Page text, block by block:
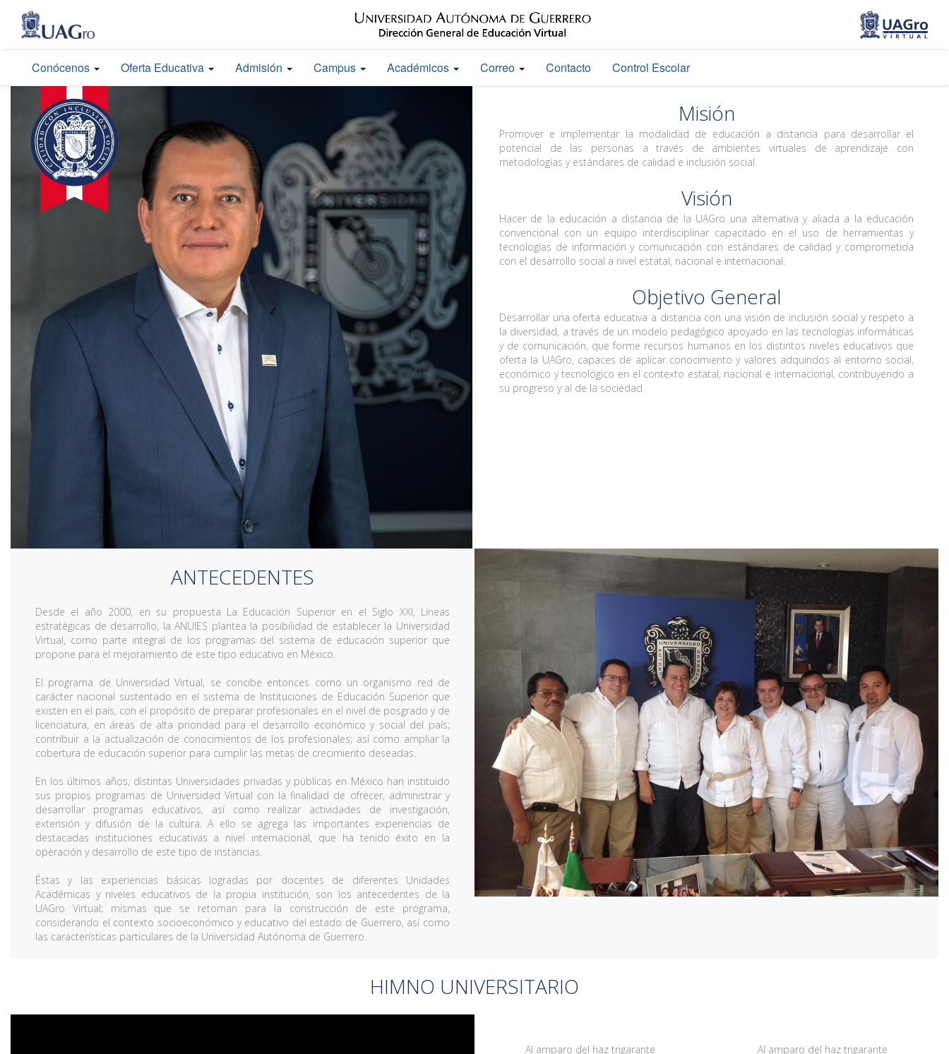
Conócenos Oferta Educativa Admisión Campus Académicos Correo Contacto Control Escolar
Misión
Promover e implementar la modalidad de educación a distancia para desarrollar el
potencial de las personas a través de ambientes virtuales de aprendizaje con
metodologías y estándares de calidad e inclusión social.
Visión
Hacer de la educación a distancia de la UAGro una alternativa y aliada a la educación
convencional con un equipo interdisciplinar capacitado en el uso de herramientas y
tecnologías de información y comunicación con estándares de calidad y comprometida
con el desarrollo social a nivel estatal, nacional e internacional.
Objetivo General
Desarrollar una oferta educativa a distancia con una visión de inclusión social y respeto a
la diversidad, a través de un modelo pedagógico apoyado en las tecnologías informáticas
y de comunicación, que forme recursos humanos en los distintos niveles educativos que
oferta la UAGro, capaces de aplicar conocimiento y valores adquiridos al entorno social,
económico y tecnológico en el contexto estatal, nacional e internacional, contribuyendo a
su progreso y al de la sociedad.
ANTECEDENTES
Desde el año 2000, en su propuesta La Educación Superior en el Siglo XXI, Líneas
estratégicas de desarrollo, la ANUIES plantea la posibilidad de establecer la Universidad
Virtual, como parte integral de los programas del sistema de educación superior que
propone para el mejoramiento de este tipo educativo en México.
El programa de Universidad Virtual, se concibe entonces como un organismo red de
carácter nacional sustentado en el sistema de Instituciones de Educación Superior que
existen en el país, con el propósito de preparar profesionales en el nivel de posgrado y de
licenciatura, en áreas de alta prioridad para el desarrollo económico y social del país;
contribuir a la actualización de conocimientos de los profesionales; así como ampliar la
cobertura de educación superior para cumplir las metas de crecimiento deseadas.
En los últimos años, distintas Universidades privadas y públicas en México han instituido
sus propios programas de Universidad Virtual con la finalidad de ofrecer, administrar y
desarrollar programas educativos, así como realizar actividades de investigación,
extensión y difusión de la cultura. A ello se agrega las importantes experiencias de
destacadas instituciones educativas a nivel internacional, que ha tenido éxito en la
operación y desarrollo de este tipo de instancias.
Éstas y las experiencias básicas logradas por docentes de diferentes Unidades
Académicas y niveles educativos de la propia institución, son los antecedentes de la
UAGro Virtual; mismas que se retoman para la construcción de este programa,
considerando el contexto socioeconómico y educativo del estado de Guerrero, así como
las características particulares de la Universidad Autónoma de Guerrero.
HIMNO UNIVERSITARIO
Al amparo del haz trigarante
Al amparo del haz trigarante